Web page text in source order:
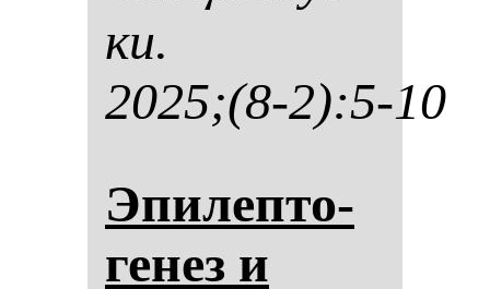
ки.
2025;(8-2):5-10
Эпи­леп­то­
ге­нез и